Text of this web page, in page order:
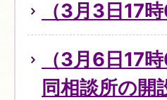
（3月3日17
（3月6日17
同相談所の開